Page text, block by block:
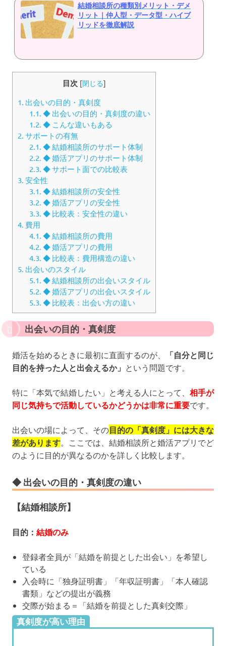
結婚相談所の種類別メリット・デメ
リット｜仲人型・データ型・ハイブ
リッドを徹底解説
目次 [閉じる]
1. 出会いの目的・真剣度
1.1. ◆ 出会いの目的・真剣度の違い
1.2. ◆ こんな違いもある
2. サポートの有無
2.1. ◆ 結婚相談所のサポート体制
2.2. ◆ 婚活アプリのサポート体制
2.3. ◆ サポート面での比較表
3. 安全性
3.1. ◆ 結婚相談所の安全性
3.2. ◆ 婚活アプリの安全性
3.3. ◆ 比較表：安全性の違い
4. 費用
4.1. ◆ 結婚相談所の費用
4.2. ◆ 婚活アプリの費用
4.3. ◆ 比較表：費用構造の違い
5. 出会いのスタイル
5.1. ◆ 結婚相談所の出会いスタイル
5.2. ◆ 婚活アプリの出会いスタイル
5.3. ◆ 比較表：出会い方の違い
出会いの目的・真剣度
婚活を始めるときに最初に直面するのが、
「自分と同じ
目的を持った人と出会えるか」 という問題です。
特に「本気で結婚したい」と考える人にとって、 相手が
同じ気持ちで活動しているかどうかは非常に重要です。
出会いの場によって、その目的の「真剣度」には大きな
差があります 。ここでは、結婚相談所と婚活アプリでど
のように目的が異なるのかを詳しく比較します。
◆ 出会いの目的・真剣度の違い
【結婚相談所】
目的： 結婚のみ
登録者全員が「結婚を前提とした出会い」を希望し
ている
入会時に「独身証明書」「年収証明書」「本人確認
書類」などの提出が義務
交際が始まる＝「結婚を前提とした真剣交際」
真剣度が高い理由